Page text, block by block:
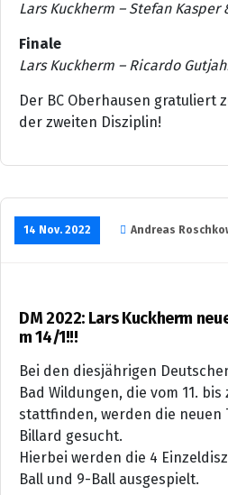
Lars Kuckherm – Stefan Kasper
Finale
Lars Kuckherm – Ricardo
Der BC Oberhausen gratuliert
der zweiten Disziplin!
14 Nov. 2022 Andreas
DM 2022: Lars Kuckherm
m 14/1!!!
Bei den diesjährigen
Bad Wildungen, die vom 11.
stattfinden, werden die neuen
Billard gesucht.
Hierbei werden die 4
Ball und 9-Ball ausgespielt.